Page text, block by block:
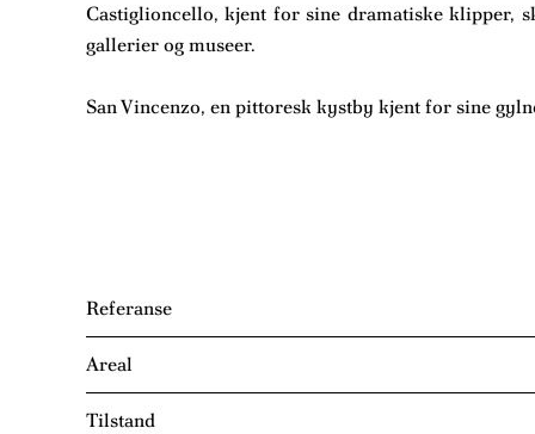
Castiglioncello, kjent for sine dramatiske klipper,
gallerier og museer.
San Vincenzo, en pittoresk kystby kjent for sine
Referanse
Areal
Tilstand